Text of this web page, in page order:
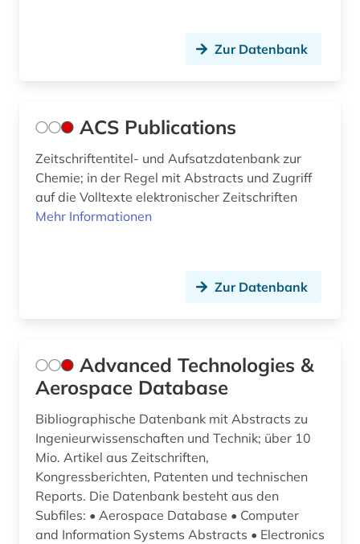
elektroakustik (1)
elektronik (10)
elektronische bildverarbeitung (1)
elektrotechnik (19)
elektrotechnik und elektronik (1)
elementarpartikel (1)
elktrotechnik (1)
emblem (1)
en-norm (1)
Zur Datenbank
ACS Publications
Zeitschriftentitel- und Aufsatzdatenbank zur
Chemie; in der Regel mit Abstracts und Zugriff
auf die Volltexte elektronischer Zeitschriften
Mehr Informationen
Zur Datenbank
Advanced Technologies &
Aerospace Database
Bibliographische Datenbank mit Abstracts zu
Ingenieurwissenschaften und Technik; über 10
Mio. Artikel aus Zeitschriften,
Kongressberichten, Patenten und technischen
Reports. Die Datenbank besteht aus den
Subfiles: • Aerospace Database • Computer
and Information Systems Abstracts • Electronics